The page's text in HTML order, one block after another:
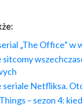
„The Office” w
sitcomy
seriale Netfliksa.
– sezon 4: